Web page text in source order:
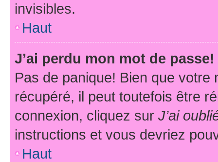
invisibles.
Haut
J’ai perdu mon mot de passe!
Pas de panique! Bien que
récupéré, il peut toutefois être
connexion, cliquez sur J’ai
instructions et vous devriez
Haut